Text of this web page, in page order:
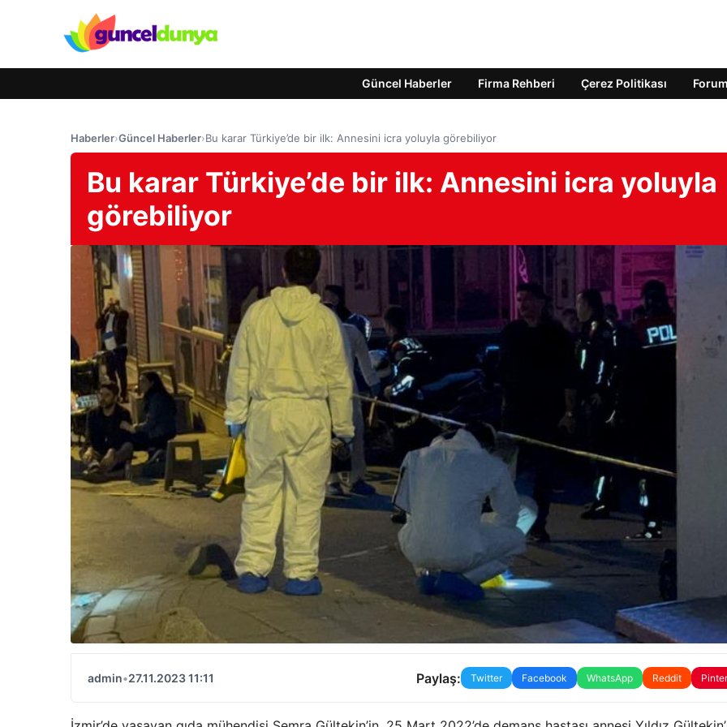
Güncel Haberler Firma Rehberi Çerez Politikası Forum
Haberler›Güncel Haberler›Bu karar Türkiye’de bir ilk: Annesini icra yoluyla görebiliyor
Bu karar Türkiye’de bir ilk: Annesini icra yoluyla
görebiliyor
admin•27.11.2023 11:11 Paylaş: Twitter Facebook WhatsApp Reddit